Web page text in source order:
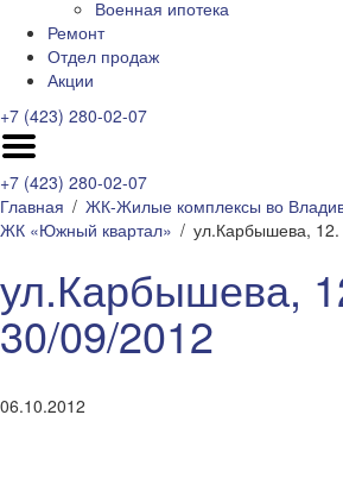
Военная ипотека
Ремонт
Отдел продаж
Акции
+7 (423) 280-02-07
+7 (423) 280-02-07
Главная
ЖК-Жилые комплексы во
ЖК «Южный квартал»
ул.Карбышева,
ул.Карбышева,
30/09/2012
06.10.2012